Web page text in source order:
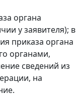
органа
у заявителя); в
приказа органа
органами,
сведений из
на